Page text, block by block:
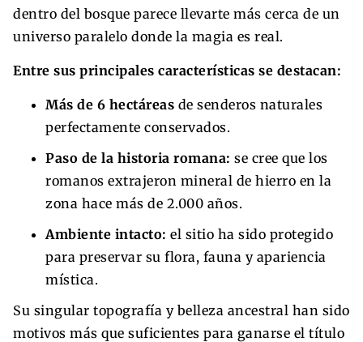
dentro del bosque parece llevarte más cerca de un
universo paralelo donde la magia es real.
Entre sus principales características se destacan:
Más de 6 hectáreas de senderos naturales
perfectamente conservados.
Paso de la historia romana: se cree que los
romanos extrajeron mineral de hierro en la
zona hace más de 2.000 años.
Ambiente intacto: el sitio ha sido protegido
para preservar su flora, fauna y apariencia
mística.
Su singular topografía y belleza ancestral han sido
motivos más que suficientes para ganarse el título